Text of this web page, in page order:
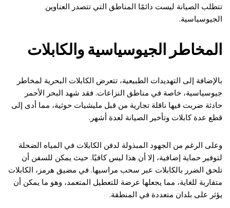
تتطلب الصيانة ليست دائمًا المناطق التي تتصدر العناوين
الجيوسياسية.
المخاطر الجيوسياسية والكابلات
بالإضافة إلى التهديدات الطبيعية، تتعرض الكابلات البحرية لمخاطر
جيوسياسية، خاصة في مناطق النزاعات. فقد شهد البحر الأحمر
حادثة ضربت فيها ناقلة تجارية من قبل مليشيات حوثية، مما أدى إلى
قطع عدة كابلات وتأخير الصيانة لعدة أشهر.
وعلى الرغم من الجهود المبذولة لدفن الكابلات في المياه الضحلة
لتوفير حماية إضافية، إلا أن هذا ليس كافيًا. حيث يمكن للسفن أن
تلحق الضرر بالكابلات عبر سحب مراسيها. في مضيق هرمز، الكابلات
متقاربة للغاية، مما يجعلها عرضة للتعطيل المتعمد، وهو ما يمكن أن
يؤثر على بلدان متعددة في المنطقة.